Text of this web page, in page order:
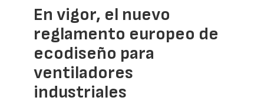
En vigor, el nuevo
reglamento europeo de
ecodiseño para
ventiladores
industriales